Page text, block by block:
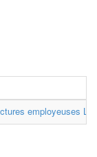
employeuses